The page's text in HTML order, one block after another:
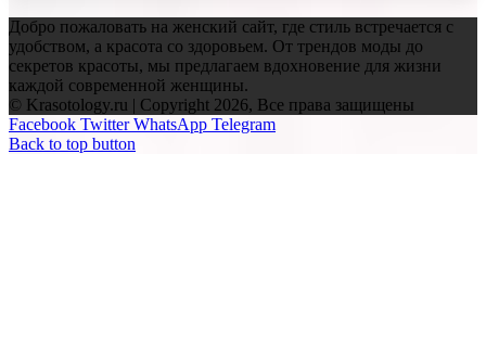
Добро пожаловать на женский сайт, где стиль встречается с
удобством, а красота со здоровьем. От трендов моды до
секретов красоты, мы предлагаем вдохновение для жизни
каждой современной женщины.
© Krasotology.ru | Copyright 2026, Все права защищены
Facebook Twitter WhatsApp Telegram
Back to top button